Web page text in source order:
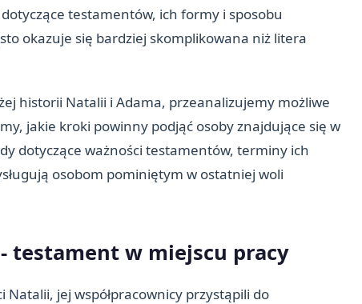
testamentów, ich formy i sposobu
okazuje się bardziej skomplikowana niż litera
historii Natalii i Adama, przeanalizujemy możliwe
jakie kroki powinny podjąć osoby znajdujące się w
dotyczące ważności testamentów, terminy ich
osobom pominiętym w ostatniej woli
testament w miejscu pracy
jej współpracownicy przystąpili do